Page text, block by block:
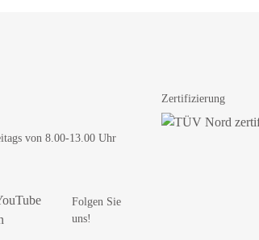
von 8.00-13.00 Uhr
Folgen Sie
uns!
Zertifizierung